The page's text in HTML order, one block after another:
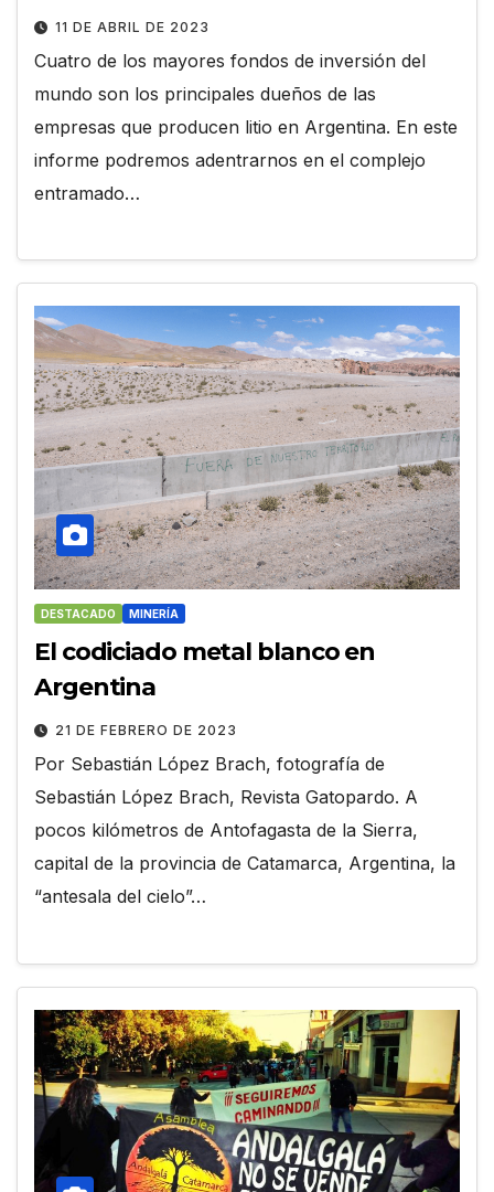
11 DE ABRIL DE 2023
Cuatro de los mayores fondos de inversión del
mundo son los principales dueños de las
empresas que producen litio en Argentina. En este
informe podremos adentrarnos en el complejo
entramado…
DESTACADO MINERÍA
El codiciado metal blanco en
Argentina
21 DE FEBRERO DE 2023
Por Sebastián López Brach, fotografía de
Sebastián López Brach, Revista Gatopardo. A
pocos kilómetros de Antofagasta de la Sierra,
capital de la provincia de Catamarca, Argentina, la
“antesala del cielo”…